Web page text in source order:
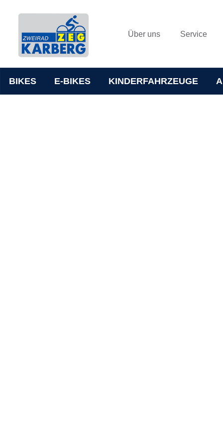
Über uns Service
BIKES E-BIKES KINDERFAHRZEUGE